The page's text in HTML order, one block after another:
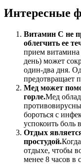
Интересные
Витамин С не
облегчить ее
прием витамина
день) может
один-два дня.
предотвращает
Мед может
горле.Мед
бороться с
успокоить боль
Отдых
простудой.
отдыхе, чтобы
менее 8 часов в